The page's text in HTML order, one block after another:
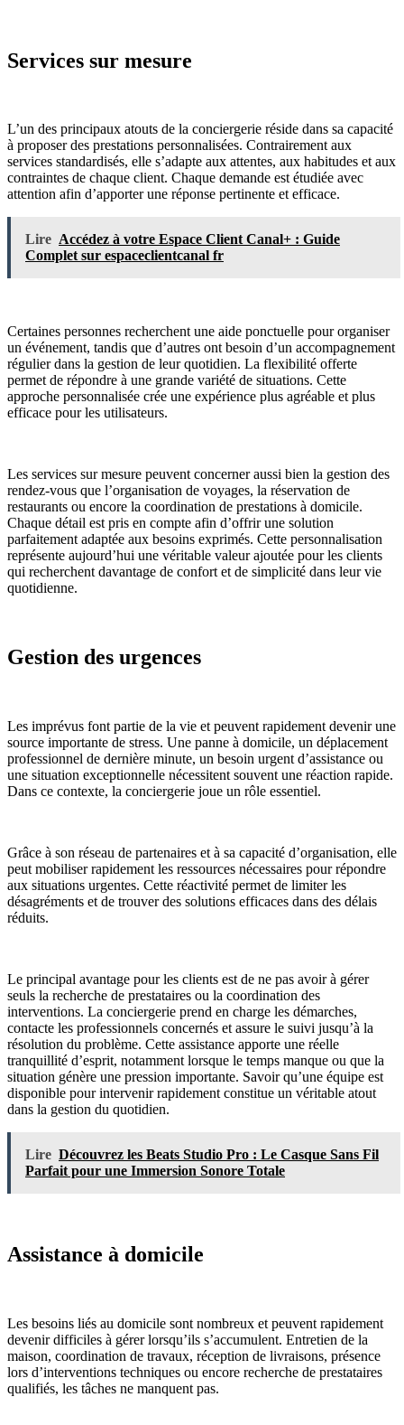
Services sur mesure
L’un des principaux atouts de la conciergerie réside dans sa capacité
à proposer des prestations personnalisées. Contrairement aux
services standardisés, elle s’adapte aux attentes, aux habitudes et aux
contraintes de chaque client. Chaque demande est étudiée avec
attention afin d’apporter une réponse pertinente et efficace.
Lire Accédez à votre Espace Client Canal+ : Guide
Complet sur espaceclientcanal fr
Certaines personnes recherchent une aide ponctuelle pour organiser
un événement, tandis que d’autres ont besoin d’un accompagnement
régulier dans la gestion de leur quotidien. La flexibilité offerte
permet de répondre à une grande variété de situations. Cette
approche personnalisée crée une expérience plus agréable et plus
efficace pour les utilisateurs.
Les services sur mesure peuvent concerner aussi bien la gestion des
rendez-vous que l’organisation de voyages, la réservation de
restaurants ou encore la coordination de prestations à domicile.
Chaque détail est pris en compte afin d’offrir une solution
parfaitement adaptée aux besoins exprimés. Cette personnalisation
représente aujourd’hui une véritable valeur ajoutée pour les clients
qui recherchent davantage de confort et de simplicité dans leur vie
quotidienne.
Gestion des urgences
Les imprévus font partie de la vie et peuvent rapidement devenir une
source importante de stress. Une panne à domicile, un déplacement
professionnel de dernière minute, un besoin urgent d’assistance ou
une situation exceptionnelle nécessitent souvent une réaction rapide.
Dans ce contexte, la conciergerie joue un rôle essentiel.
Grâce à son réseau de partenaires et à sa capacité d’organisation, elle
peut mobiliser rapidement les ressources nécessaires pour répondre
aux situations urgentes. Cette réactivité permet de limiter les
désagréments et de trouver des solutions efficaces dans des délais
réduits.
Le principal avantage pour les clients est de ne pas avoir à gérer
seuls la recherche de prestataires ou la coordination des
interventions. La conciergerie prend en charge les démarches,
contacte les professionnels concernés et assure le suivi jusqu’à la
résolution du problème. Cette assistance apporte une réelle
tranquillité d’esprit, notamment lorsque le temps manque ou que la
situation génère une pression importante. Savoir qu’une équipe est
disponible pour intervenir rapidement constitue un véritable atout
dans la gestion du quotidien.
Lire Découvrez les Beats Studio Pro : Le Casque Sans Fil
Parfait pour une Immersion Sonore Totale
Assistance à domicile
Les besoins liés au domicile sont nombreux et peuvent rapidement
devenir difficiles à gérer lorsqu’ils s’accumulent. Entretien de la
maison, coordination de travaux, réception de livraisons, présence
lors d’interventions techniques ou encore recherche de prestataires
qualifiés, les tâches ne manquent pas.